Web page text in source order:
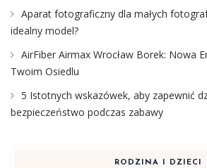
Aparat fotograficzny dla małych
idealny model?
AirFiber Airmax Wrocław Borek: Nowa
Twoim Osiedlu
5 Istotnych wskazówek, aby zapewnić
bezpieczeństwo podczas zabawy
RODZINA I DZIECI